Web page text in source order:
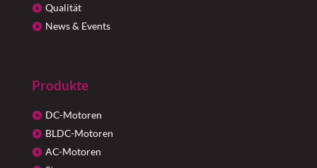
Qualität
News & Events
Produkte
DC-Motoren
BLDC-Motoren
AC-Motoren